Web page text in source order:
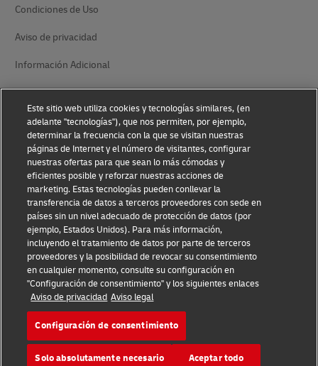
Condiciones de Uso
Aviso de privacidad
Información Adicional
Ajustes de Cookies
Síganos
2026 © - todos los derechos reservados
Este sitio web utiliza cookies y tecnologías similares, (en
adelante "tecnologías"), que nos permiten, por ejemplo,
determinar la frecuencia con la que se visitan nuestras
páginas de Internet y el número de visitantes, configurar
nuestras ofertas para que sean lo más cómodas y
eficientes posible y reforzar nuestras acciones de
marketing. Estas tecnologías pueden conllevar la
transferencia de datos a terceros proveedores con sede en
países sin un nivel adecuado de protección de datos (por
ejemplo, Estados Unidos). Para más información,
incluyendo el tratamiento de datos por parte de terceros
proveedores y la posibilidad de revocar su consentimiento
en cualquier momento, consulte su configuración en
"Configuración de consentimiento" y los siguientes enlaces
Aviso de privacidad Aviso legal
Configuración de consentimiento
Solo absolutamente necesario Aceptar todo